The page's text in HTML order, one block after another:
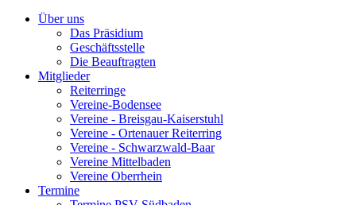
Über uns
Das Präsidium
Geschäftsstelle
Die Beauftragten
Mitglieder
Reiterringe
Vereine-Bodensee
Vereine - Breisgau-Kaiserstuhl
Vereine - Ortenauer Reiterring
Vereine - Schwarzwald-Baar
Vereine Mittelbaden
Vereine Oberrhein
Termine